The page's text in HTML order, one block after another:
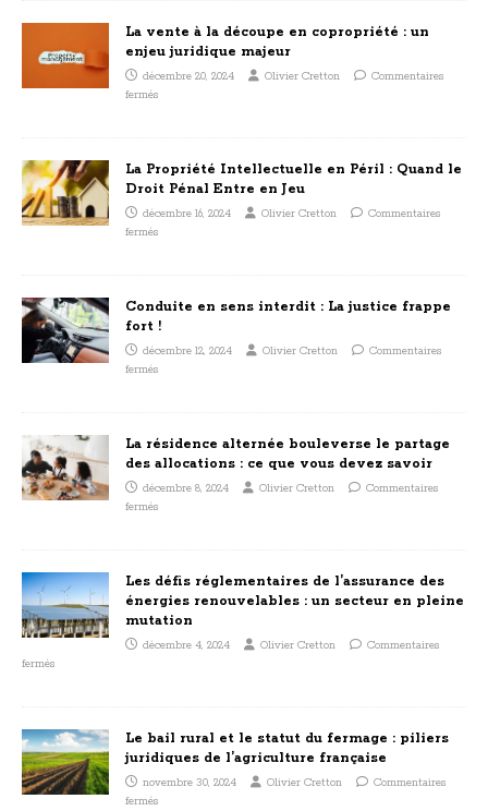
La vente à la découpe en copropriété : un
enjeu juridique majeur
décembre 20, 2024 Olivier Cretton
Commentaires
fermés
La Propriété Intellectuelle en Péril : Quand le
Droit Pénal Entre en Jeu
décembre 16, 2024 Olivier Cretton
Commentaires
fermés
Conduite en sens interdit : La justice frappe
fort !
décembre 12, 2024 Olivier Cretton
Commentaires
fermés
La résidence alternée bouleverse le partage
des allocations : ce que vous devez savoir
décembre 8, 2024 Olivier Cretton
Commentaires
fermés
Les défis réglementaires de l’assurance des
énergies renouvelables : un secteur en pleine
mutation
décembre 4, 2024 Olivier Cretton
Commentaires
fermés
Le bail rural et le statut du fermage : piliers
juridiques de l’agriculture française
novembre 30, 2024 Olivier Cretton
Commentaires
fermés